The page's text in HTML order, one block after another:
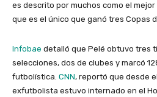
es descrito por muchos como el
que es el único que ganó tres Copas
Infobae detalló que Pelé obtuvo tres
selecciones, dos de clubes y marcó
futbolística. CNN, reportó que desde
exfutbolista estuvo internado en el